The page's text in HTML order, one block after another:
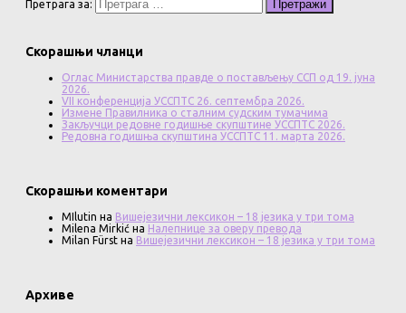
Претрага за:
Скорашњи чланци
Оглас Министарства правде о постављењу ССП од 19. јуна
2026.
VII конференција УССПТС 26. септембра 2026.
Измене Правилника о сталним судским тумачима
Закључци редовне годишње скупштине УССПТС 2026.
Редовна годишња скупштина УССПТС 11. марта 2026.
Скорашњи коментари
MIlutin на Вишејезични лексикон – 18 језика у три тома
Milena Mirkić на Налепнице за оверу превода
Milan Fürst на Вишејезични лексикон – 18 језика у три тома
Архиве